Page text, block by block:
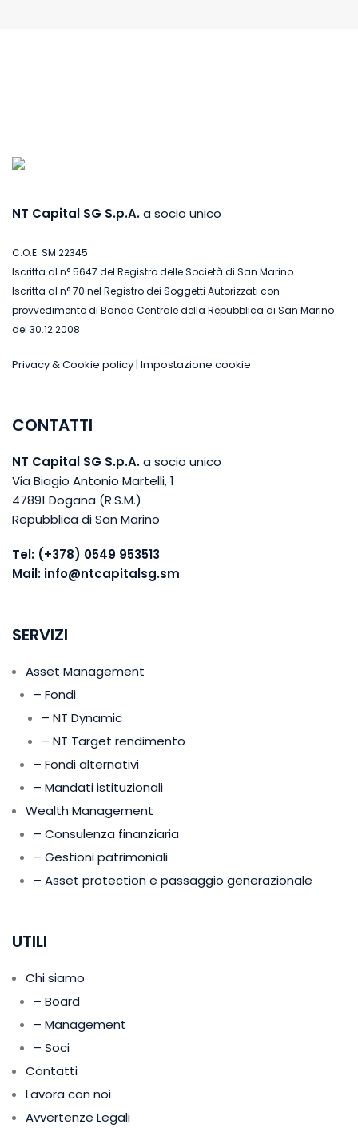
NT Capital SG S.p.A.a socio unico
C.O.E. SM 22345
Iscritta al n° 5647 del Registro delle Società di San Marino
Iscritta al n° 70 nel Registro dei Soggetti Autorizzati con
provvedimento di Banca Centrale della Repubblica di San Marino
del 30.12.2008
Privacy & Cookie policy| Impostazione cookie
CONTATTI
NT Capital SG S.p.A.a socio unico
Via Biagio Antonio Martelli, 1
47891 Dogana (R.S.M.)
Repubblica di San Marino
Tel: (+378) 0549 953513
Mail: info@ntcapitalsg.sm
SERVIZI
Asset Management
– Fondi
– NT Dynamic
– NT Target rendimento
– Fondi alternativi
– Mandati istituzionali
Wealth Management
– Consulenza finanziaria
– Gestioni patrimoniali
– Asset protection e passaggio generazionale
UTILI
Chi siamo
– Board
– Management
– Soci
Contatti
Lavora con noi
Avvertenze Legali